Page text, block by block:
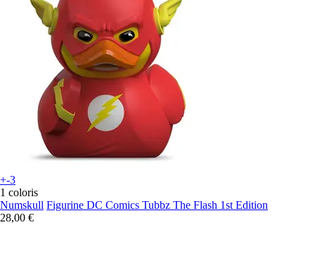
+-3
1 coloris
Numskull Figurine DC Comics Tubbz The Flash 1st Edition
28,00 €